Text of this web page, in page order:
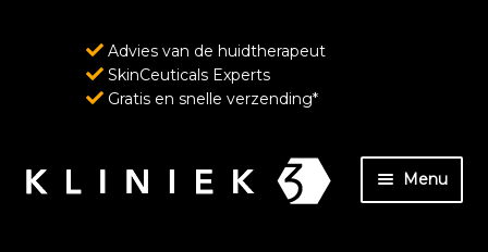
Advies van de huidtherapeut
SkinCeuticals Experts
Gratis en snelle verzending*
Ga
door
Ga
naar
Menu